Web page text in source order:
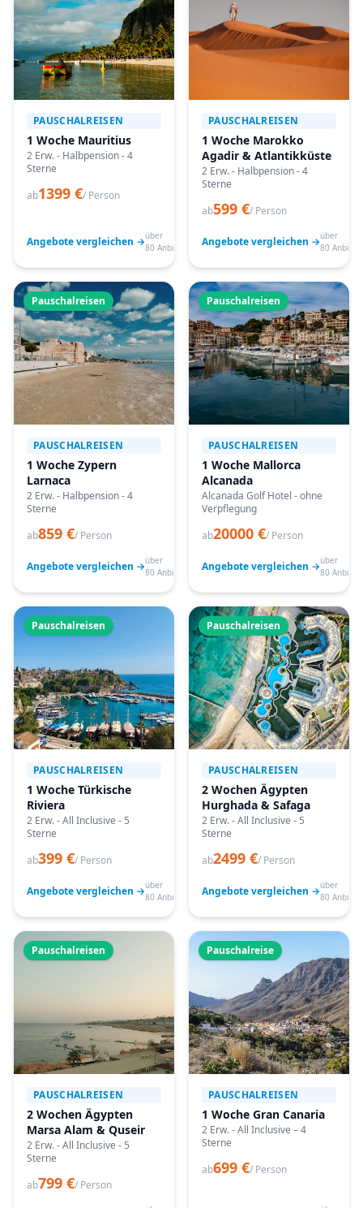
PAUSCHALREISEN
1 Woche Mauritius
2 Erw. - Halbpension - 4
Sterne
ab1399 €/ Person
Angebote vergleichen →über
80 Anbieter
PAUSCHALREISEN
1 Woche Marokko
Agadir & Atlantikküste
2 Erw. - Halbpension - 4
Sterne
ab599 €/ Person
Angebote vergleichen →über
80
Pauschalreisen
PAUSCHALREISEN
1 Woche Zypern
Larnaca
2 Erw. - Halbpension - 4
Sterne
ab859 €/ Person
Angebote vergleichen →über
80 Anbieter
Pauschalreisen
PAUSCHALREISEN
1 Woche Mallorca
Alcanada
Alcanada Golf Hotel - ohne
Verpflegung
ab20000 €/ Person
Angebote vergleichen →über
80
Pauschalreisen
PAUSCHALREISEN
1 Woche Türkische
Riviera
2 Erw. - All Inclusive - 5
Sterne
ab399 €/ Person
Angebote vergleichen →über
80 Anbieter
Pauschalreisen
PAUSCHALREISEN
2 Wochen Ägypten
Hurghada & Safaga
2 Erw. - All Inclusive - 5
Sterne
ab2499 €/ Person
Angebote vergleichen →über
80
Pauschalreisen
PAUSCHALREISEN
2 Wochen Ägypten
Marsa Alam & Quseir
2 Erw. - All Inclusive - 5
Sterne
ab799 €/ Person
Pauschalreise
PAUSCHALREISEN
1 Woche Gran Canaria
2 Erw. - All Inclusive – 4
Sterne
ab699 €/ Person